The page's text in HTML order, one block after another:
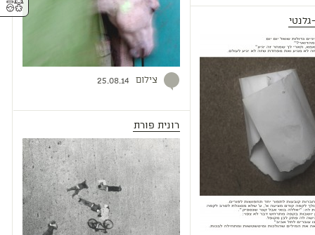
צילום 25.08.14
רונית פורת